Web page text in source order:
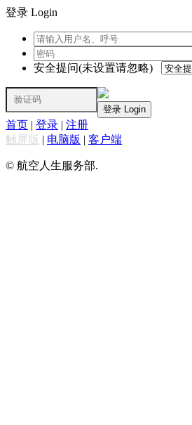
登录 Login
安全提问(未设置请忽略)
登录 Login
首页 | 登录 | 注册
触屏版 | 电脑版 | 客户端
© 航空人生服务部.